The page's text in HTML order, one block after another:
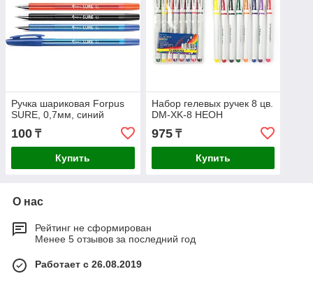
Ручка шариковая Forpus
SURE, 0,7мм, синий
100 ₸
Купить
Набор гелевых ручек 8 цв.
DM-XK-8 НЕОН
975₸
Купить
О нас
Рейтинг не сформирован
Менее 5 отзывов за последний год
Работает с 26.08.2019